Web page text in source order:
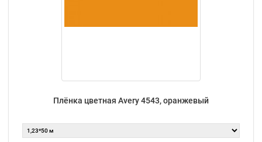
Плёнка цветная Avery 4543, оранжевый